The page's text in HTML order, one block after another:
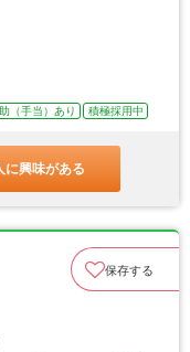
（手当）あり 積極採用中
に興味がある
保存する